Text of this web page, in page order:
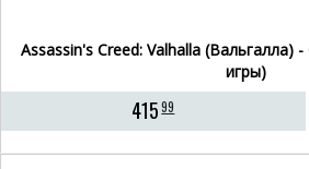
Assassin's Creed: Valhalla (Вальгалла)
игры)
41599